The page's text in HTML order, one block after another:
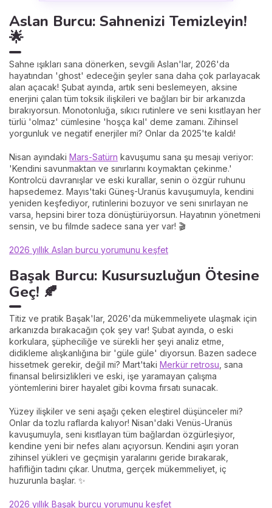
Aslan Burcu: Sahnenizi Temizleyin!
🌟
Sahne ışıkları sana dönerken, sevgili Aslan'lar, 2026'da
hayatından 'ghost' edeceğin şeyler sana daha çok parlayacak
alan açacak! Şubat ayında, artık seni beslemeyen, aksine
enerjini çalan tüm toksik ilişkileri ve bağları bir bir arkanızda
bırakıyorsun. Monotonluğa, sıkıcı rutinlere ve seni kısıtlayan her
türlü 'olmaz' cümlesine 'hoşça kal' deme zamanı. Zihinsel
yorgunluk ve negatif enerjiler mi? Onlar da 2025'te kaldı!
Nisan ayındaki Mars-Satürn kavuşumu sana şu mesajı veriyor:
'Kendini savunmaktan ve sınırlarını koymaktan çekinme.'
Kontrolcü davranışlar ve eski kurallar, senin o özgür ruhunu
hapsedemez. Mayıs'taki Güneş-Uranüs kavuşumuyla, kendini
yeniden keşfediyor, rutinlerini bozuyor ve seni sınırlayan ne
varsa, hepsini birer toza dönüştürüyorsun. Hayatının yönetmeni
sensin, ve bu filmde sadece sana yer var! 🎬
2026 yıllık Aslan burcu yorumunu keşfet
Başak Burcu: Kusursuzluğun Ötesine
Geç! 🍂
Titiz ve pratik Başak'lar, 2026'da mükemmeliyete ulaşmak için
arkanızda bırakacağın çok şey var! Şubat ayında, o eski
korkulara, şüpheciliğe ve sürekli her şeyi analiz etme,
didikleme alışkanlığına bir 'güle güle' diyorsun. Bazen sadece
hissetmek gerekir, değil mi? Mart'taki Merkür retrosu , sana
finansal belirsizlikleri ve eski, işe yaramayan çalışma
yöntemlerini birer hayalet gibi kovma fırsatı sunacak.
Yüzey ilişkiler ve seni aşağı çeken eleştirel düşünceler mi?
Onlar da tozlu raflarda kalıyor! Nisan'daki Venüs-Uranüs
kavuşumuyla, seni kısıtlayan tüm bağlardan özgürleşiyor,
kendine yeni bir nefes alanı açıyorsun. Kendini aşırı yoran
zihinsel yükleri ve geçmişin yaralarını geride bırakarak,
hafifliğin tadını çıkar. Unutma, gerçek mükemmeliyet, iç
huzurunla başlar. ✨
2026 yıllık Başak burcu yorumunu keşfet